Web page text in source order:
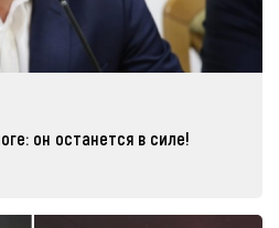
он останется в силе!